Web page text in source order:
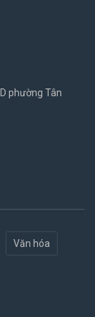
phường Tân
Văn hóa